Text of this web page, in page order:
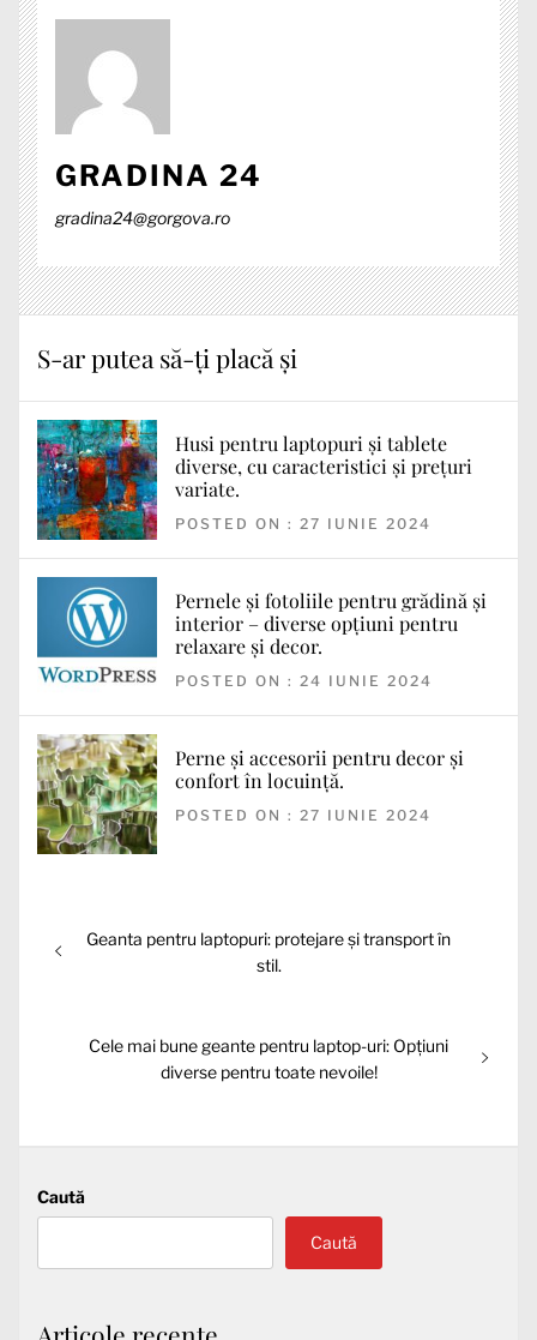
GRADINA 24
gradina24@gorgova.ro
S-ar putea să-ți placă și
Husi pentru laptopuri și tablete
diverse, cu caracteristici și prețuri
variate.
POSTED ON : 27 IUNIE 2024
Pernele și fotoliile pentru grădină și
interior – diverse opțiuni pentru
relaxare și decor.
POSTED ON : 24 IUNIE 2024
Perne și accesorii pentru decor și
confort în locuință.
POSTED ON : 27 IUNIE 2024
Navigare
în
Articolul
Geanta pentru laptopuri: protejare și transport în
stil.
Articolul
Cele mai bune geante pentru laptop-uri: Opțiuni
diverse pentru toate nevoile!
Caută
Caută